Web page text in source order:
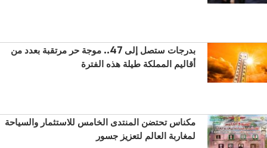
بدرجات ستصل إلى 47.. موجة حر مرتقبة بعدد من
أقاليم المملكة طيلة هذه الفترة
مكناس تحتضن المنتدى الخامس للاستثمار والسياحة
لمغاربة العالم لتعزيز جسور